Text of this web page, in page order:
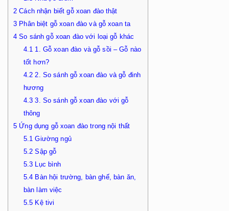
2 Cách nhận biết gỗ xoan đào thật
3 Phân biệt gỗ xoan đào và gỗ xoan ta
4 So sánh gỗ xoan đào với loại gỗ khác
4.1 1. Gỗ xoan đào và gỗ sồi – Gỗ nào
tốt hơn?
4.2 2. So sánh gỗ xoan đào và gỗ đinh
hương
4.3 3. So sánh gỗ xoan đào với gỗ
thông
5 Ứng dụng gỗ xoan đào trong nội thất
5.1 Giường ngủ
5.2 Sập gỗ
5.3 Lục bình
5.4 Bàn hội trường, bàn ghế, bàn ăn,
bàn làm việc
5.5 Kệ tivi